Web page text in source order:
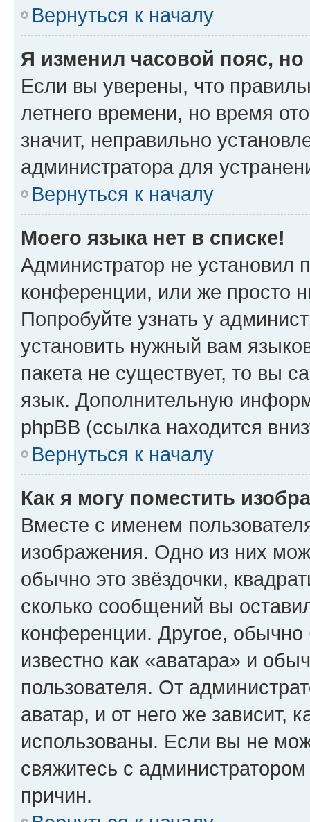
Вернуться к началу
Я изменил часовой пояс,
Если вы уверены, что
летнего времени, но время
значит, неправильно
администратора для
Вернуться к началу
Моего языка нет в списке!
Администратор не установил
конференции, или же просто
Попробуйте узнать у
установить нужный вам
пакета не существует, то вы
язык. Дополнительную
phpBB (ссылка находится
Вернуться к началу
Как я могу поместить
Вместе с именем
изображения. Одно из них
обычно это звёздочки,
сколько сообщений вы
конференции. Другое,
известно как «аватара» и
пользователя. От
аватар, и от него же зависит,
использованы. Если вы не
свяжитесь с
причин.